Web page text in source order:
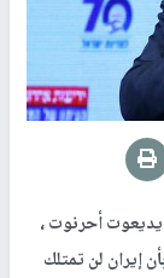
أحرنوت ،
إيران لن تمتلك